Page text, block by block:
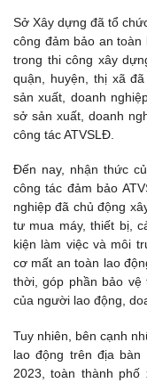
Sở Xây dựng đã tổ
công đảm bảo an
trong thi công xây
quận, huyện, thị xã
sản xuất, doanh
sở sản xuất, doanh
công tác ATVSLĐ.
Đến nay, nhận thức
công tác đảm bảo
nghiệp đã chủ động
tư mua máy, thiết bị,
kiện làm việc và môi
cơ mất an toàn lao
thời, góp phần bảo
của người lao động,
Tuy nhiên, bên cạnh
lao động trên địa bàn
2023, toàn thành